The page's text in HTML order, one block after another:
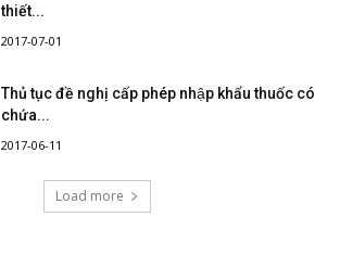
thiết...
2017-07-01
Thủ tục đề nghị cấp phép nhập khẩu thuốc có
chứa...
2017-06-11
Load more